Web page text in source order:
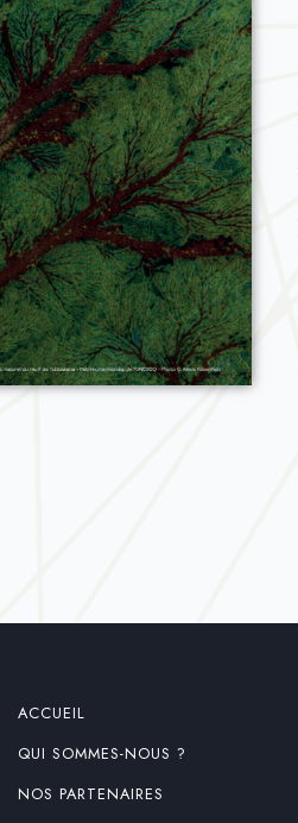
ACCUEIL
QUI SOMMES-NOUS ?
NOS PARTENAIRES